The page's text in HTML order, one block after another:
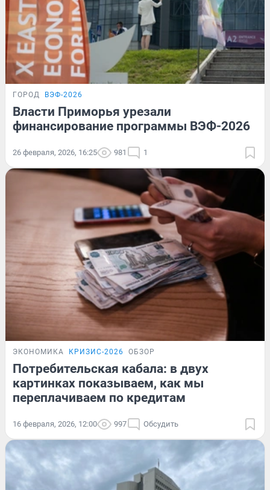
ГОРОД ВЭФ-2026
Власти Приморья урезали
финансирование программы ВЭФ-2026
26 февраля, 2026, 16:25 981 1
ЭКОНОМИКА КРИЗИС-2026 ОБЗОР
Потребительская кабала: в двух
картинках показываем, как мы
переплачиваем по кредитам
16 февраля, 2026, 12:00 997 Обсудить